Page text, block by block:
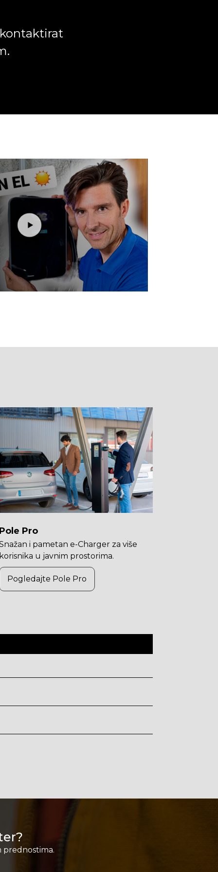
Pole Pro
i pametan e-Charger za više
korisnika u javnim prostorima.
Pogledajte Pole Pro
prednostima.